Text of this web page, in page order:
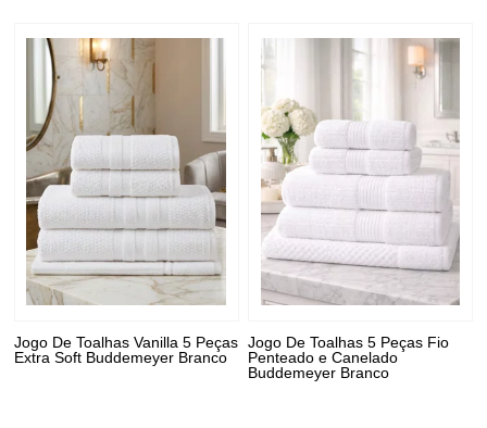
Jogo De Toalhas Vanilla 5 Peças
Extra Soft Buddemeyer Branco
Jogo De Toalhas 5 Peças Fio
Penteado e Canelado
Buddemeyer Branco